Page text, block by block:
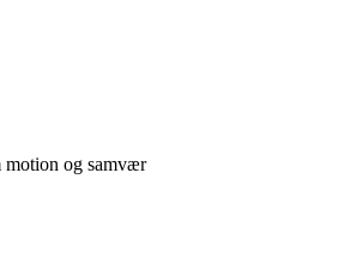
motion og samvær